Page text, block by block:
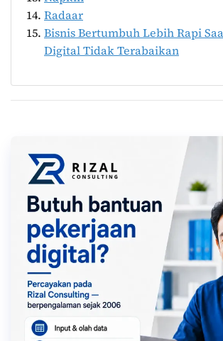
Radaar
Bisnis Bertumbuh Lebih Rapi
Digital Tidak Terabaikan